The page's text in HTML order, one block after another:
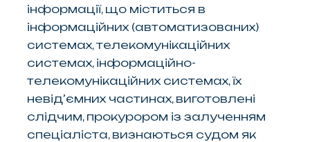
інформації, що міститься в
інформаційних (автоматизованих)
системах, телекомунікаційних
системах, інформаційно-
телекомунікаційних системах, їх
невід’ємних частинах, виготовлені
слідчим, прокурором із залученням
спеціаліста, визнаються судом як